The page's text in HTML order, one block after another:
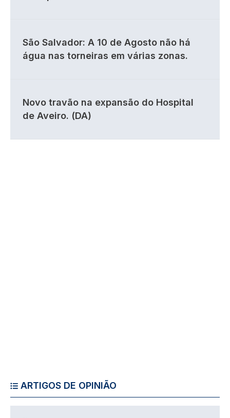
São Salvador: A 10 de Agosto não há
água nas torneiras em várias zonas.
Novo travão na expansão do Hospital
de Aveiro. (DA)
ARTIGOS DE OPINIÃO